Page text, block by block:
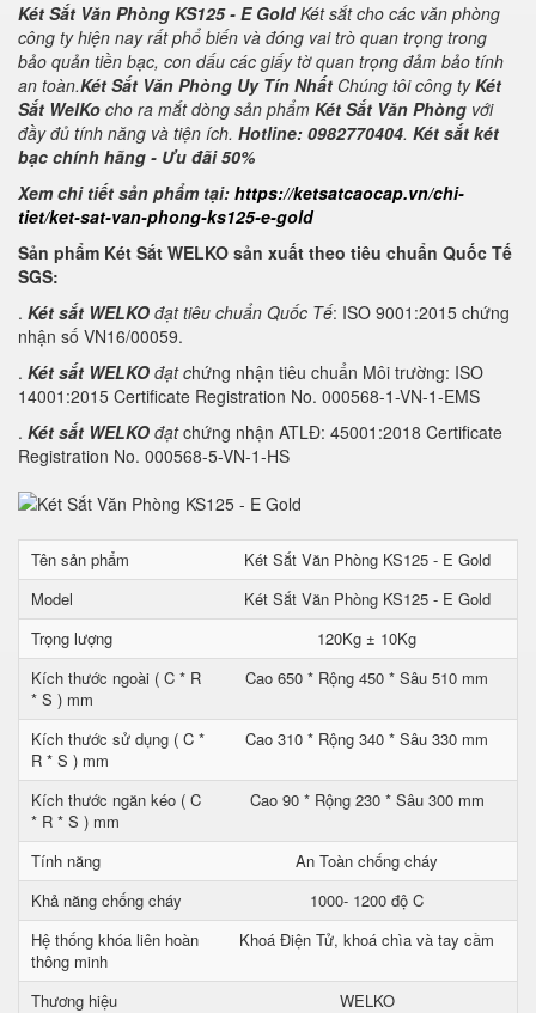
Két Sắt Văn Phòng KS125 - E GoldKét sắt cho các văn phòng
công ty hiện nay rất phổ biến và đóng vai trò quan trọng trong
bảo quản tiền bạc, con dấu các giấy tờ quan trọng đảm bảo tính
an toàn.Két Sắt Văn Phòng Uy Tín Nhất Chúng tôi công tyKét
Sắt WelKo cho ra mắt dòng sản phẩm Két Sắt Văn Phòng với
đầy đủ tính năng và tiện ích. Hotline: 0982770404. Két sắt két
bạc chính hãng - Ưu đãi 50%
Xem chi tiết sản phẩm tại: https://ketsatcaocap.vn/chi-
tiet/ket-sat-van-phong-ks125-e-gold
Sản phẩm Két Sắt WELKO sản xuất theo tiêu chuẩn Quốc Tế
SGS:
. Két sắt WELKO đạt tiêu chuẩn Quốc Tế: ISO 9001:2015 chứng
nhận số VN16/00059.
. Két sắt WELKO đạt chứng nhận tiêu chuẩn Môi trường: ISO
14001:2015 Certificate Registration No. 000568-1-VN-1-EMS
. Két sắt WELKO đạtchứng nhận ATLĐ: 45001:2018 Certificate
Registration No. 000568-5-VN-1-HS
Tên sản phẩm
Két Sắt Văn Phòng KS125 - E Gold
Model
Két Sắt Văn Phòng KS125 - E Gold
Trọng lượng
120Kg ± 10Kg
Kích thước ngoài ( C * R
* S ) mm
Cao 650 * Rộng 450 * Sâu 510 mm
Kích thước sử dụng ( C *
R * S ) mm
Cao 310 * Rộng 340 * Sâu 330 mm
Kích thước ngăn kéo ( C
* R * S ) mm
Cao 90 * Rộng 230 * Sâu 300 mm
Tính năng
An Toàn chống cháy
Khả năng chống cháy
1000- 1200 độ C
Hệ thống khóa liên hoàn
thông minh
Khoá Điện Tử, khoá chìa và tay cầm
Thương hiệu WELKO